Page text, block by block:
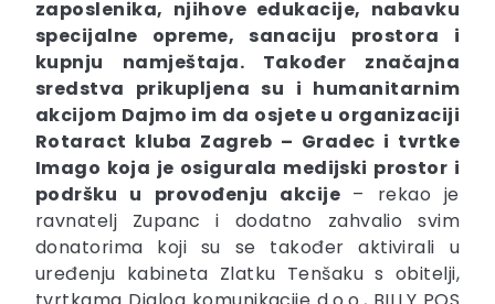
zaposlenika, njihove edukacije, nabavku
specijalne opreme, sanaciju prostora i
kupnju namještaja. Također značajna
sredstva prikupljena su i humanitarnim
akcijom Dajmo im da osjete u organizaciji
Rotaract kluba Zagreb – Gradec i tvrtke
Imago koja je osigurala medijski prostor i
podršku u provođenju akcije – rekao je
ravnatelj Zupanc i dodatno zahvalio svim
donatorima koji su se također aktivirali u
uređenju kabineta Zlatku Tenšaku s obitelji,